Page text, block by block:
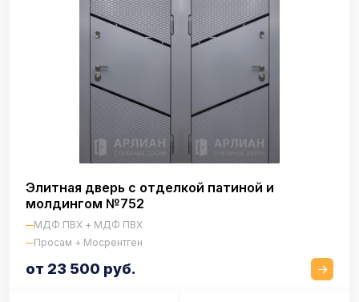
Элитная дверь с отделкой патиной и
молдингом №752
МДФ ПВХ + МДФ ПВХ
Просам + Мосрентген
от 23 500 руб.